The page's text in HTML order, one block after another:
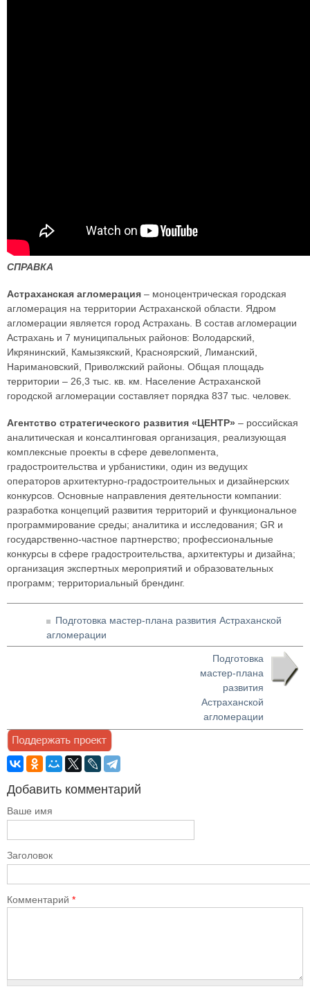
СПРАВКА
Астраханская агломерация – моноцентрическая городская
агломерация на территории Астраханской области. Ядром
агломерации является город Астрахань. В состав агломерации
Астрахань и 7 муниципальных районов: Володарский,
Икрянинский, Камызякский, Красноярский, Лиманский,
Наримановский, Приволжский районы. Общая площадь
территории – 26,3 тыс. кв. км. Население Астраханской
городской агломерации составляет порядка 837 тыс. человек.
Агентство стратегического развития «ЦЕНТР» – российская
аналитическая и консалтинговая организация, реализующая
комплексные проекты в сфере девелопмента,
градостроительства и урбанистики, один из ведущих
операторов архитектурно-градостроительных и дизайнерских
конкурсов. Основные направления деятельности компании:
разработка концепций развития территорий и функциональное
программирование среды; аналитика и исследования; GR и
государственно-частное партнерство; профессиональные
конкурсы в сфере градостроительства, архитектуры и дизайна;
организация экспертных мероприятий и образовательных
программ; территориальный брендинг.
Подготовка мастер-плана развития Астраханской
агломерации
Подготовка
мастер-плана
развития
Астраханской
агломерации
Добавить комментарий
Ваше имя
Заголовок
Комментарий *